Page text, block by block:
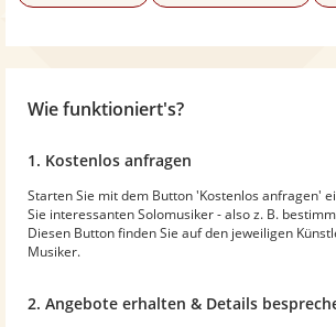
Wie funktioniert's?
1. Kostenlos anfragen
Starten Sie mit dem Button 'Kostenlos anfragen'
Sie interessanten Solomusiker - also z. B.
Diesen Button finden Sie auf den jeweiligen
Musiker.
2. Angebote erhalten & Details